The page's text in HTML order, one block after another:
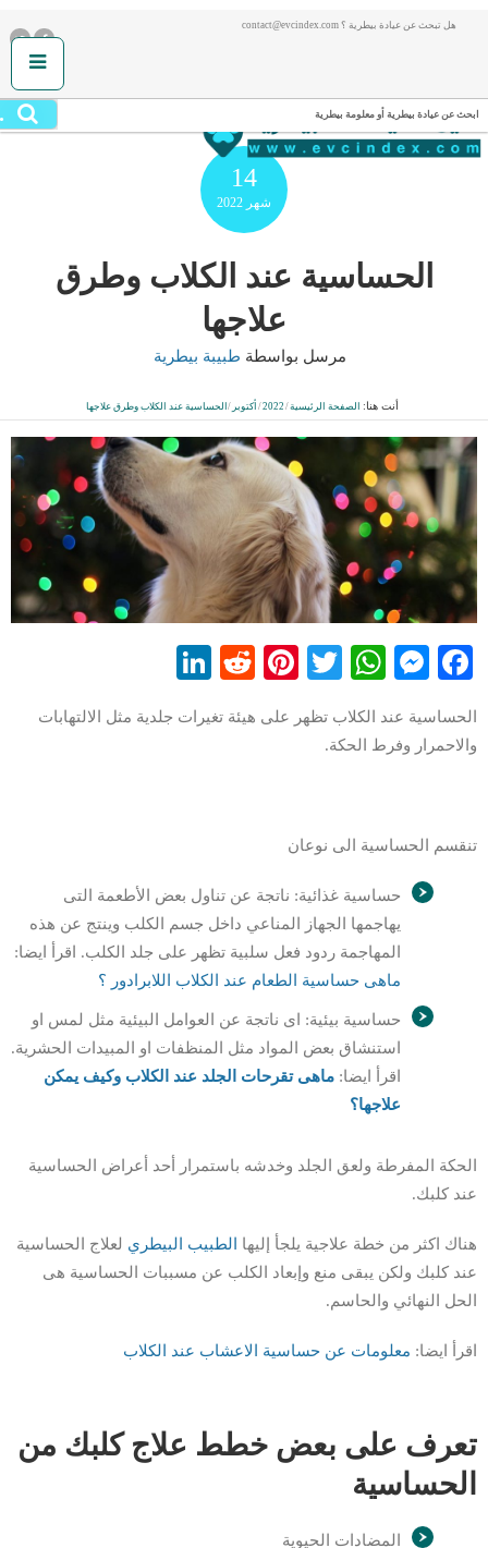
هل تبحث عن عيادة بيطرية ؟ contact@evcindex.com
ابحث عن عيادة بيطرية أو معلومة بيطرية
14
شهر 2022
الحساسية عند الكلاب وطرق
علاجها
مرسل بواسطة طبيبة بيطرية
أنت هنا: الصفحة الرئيسية/
2022
/ أكتوبر /الحساسية عند الكلاب وطرق علاجها
Facebook
Messenger
WhatsApp
Twitter
Pinterest
Reddit
الحساسية عند الكلاب تظهر على هيئة تغيرات جلدية مثل الالتهابات
والاحمرار وفرط الحكة.
تنقسم الحساسية الى نوعان
حساسية غذائية: ناتجة عن تناول بعض الأطعمة التى
يهاجمها الجهاز المناعي داخل جسم الكلب وينتج عن هذه
المهاجمة ردود فعل سلبية تظهر على جلد الكلب. اقرأ ايضا:
ماهى حساسية الطعام عند الكلاب اللابرادور ؟
حساسية بيئية: اى ناتجة عن العوامل البيئية مثل لمس او
استنشاق بعض المواد مثل المنظفات او المبيدات الحشرية.
اقرأ ايضا: ماهى تقرحات الجلد عند الكلاب وكيف يمكن
علاجها؟
الحكة المفرطة ولعق الجلد وخدشه باستمرار أحد أعراض الحساسية
عند كلبك.
هناك اكثر من خطة علاجية يلجأ إليها الطبيب البيطري لعلاج الحساسية
عند كلبك ولكن يبقى منع وإبعاد الكلب عن مسببات الحساسية هى
الحل النهائي والحاسم.
اقرأ ايضا: معلومات عن حساسية الاعشاب عند الكلاب
تعرف على بعض خطط علاج كلبك من
الحساسية
المضادات الحيوية